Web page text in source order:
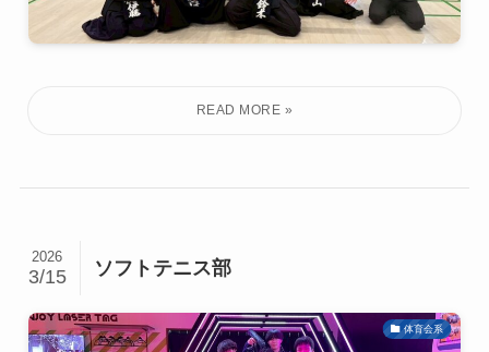
ソフトテニス部
2026
3/15
体育会系